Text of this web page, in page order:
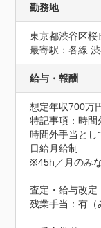
勤務地
東京都渋谷区
最寄駅：各線
給与・報酬
想定年収700万
特記事項：時
時間外手当と
日給月給制
※45h／月のみ
査定・給与改定
残業手当：有（